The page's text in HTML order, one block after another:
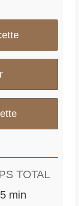
TOTAL
5mmin